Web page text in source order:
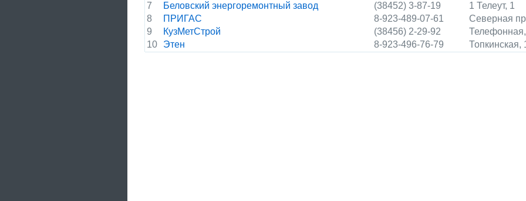
7
Беловский энергоремонтный завод (38452) 3-87-19
1 Телеут, 1
8
ПРИГАС 8-923-489-07-61
Северная
9
КузМетСтрой (38456) 2-29-92
10
Этен 8-923-496-76-79 Топкинская,